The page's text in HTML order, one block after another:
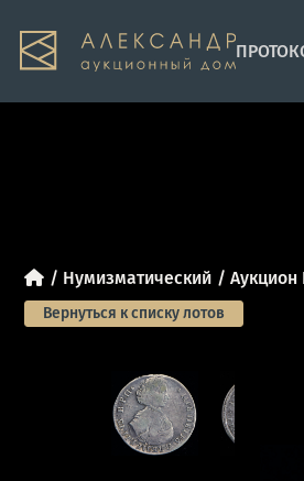
Нумизматический
Вернуться к списку лотов